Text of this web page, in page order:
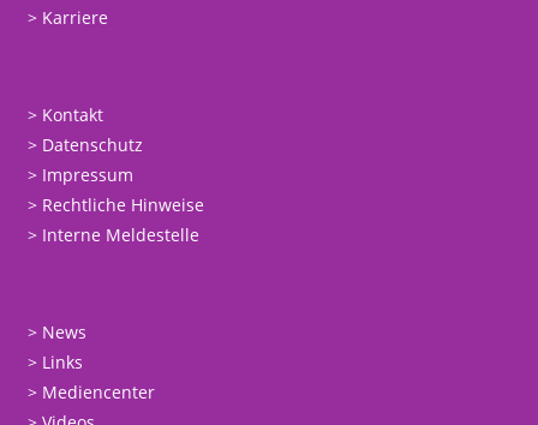
Karriere
Kontakt
Datenschutz
Impressum
Rechtliche Hinweise
Interne Meldestelle
News
Links
Mediencenter